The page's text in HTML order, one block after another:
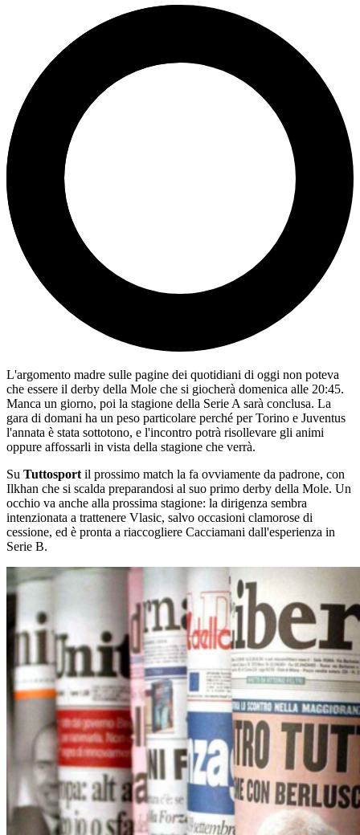
L'argomento madre sulle pagine dei quotidiani di oggi non poteva
che essere il derby della Mole che si giocherà domenica alle 20:45.
Manca un giorno, poi la stagione della Serie A sarà conclusa. La
gara di domani ha un peso particolare perché per Torino e Juventus
l'annata è stata sottotono, e l'incontro potrà risollevare gli animi
oppure affossarli in vista della stagione che verrà.
Su Tuttosport il prossimo match la fa ovviamente da padrone, con
Ilkhan che si scalda preparandosi al suo primo derby della Mole. Un
occhio va anche alla prossima stagione: la dirigenza sembra
intenzionata a trattenere Vlasic, salvo occasioni clamorose di
cessione, ed è pronta a riaccogliere Cacciamani dall'esperienza in
Serie B.